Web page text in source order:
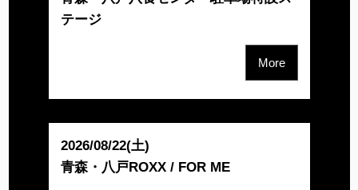
テージ
More
2026/08/22(土)
青森・八戸ROXX / FOR ME